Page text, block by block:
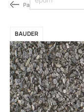
Papy dachowe
BAUDER